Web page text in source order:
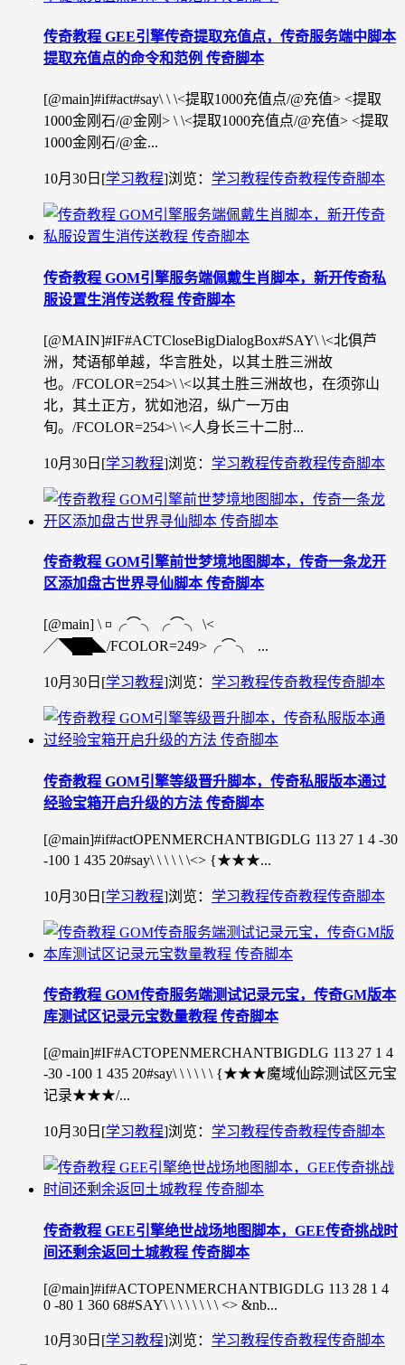
传奇教程 GEE引擎传奇提取充值点，传奇服务端中脚本
提取充值点的命令和范例 传奇脚本
[@main]#if#act#say\ \ \<提取1000充值点/@充值> <提取
1000金刚石/@金刚> \ \<提取1000充值点/@充值> <提取
1000金刚石/@金...
10月30日 [学习教程]浏览： 学习教程传奇教程传奇脚本
传奇教程 GOM引擎服务端佩戴生肖脚本，新开传奇私
服设置生消传送教程 传奇脚本
[@MAIN]#IF#ACTCloseBigDialogBox#SAY\ \<北俱芦
洲，梵语郁单越，华言胜处，以其土胜三洲故
也。/FCOLOR=254>\ \<以其土胜三洲故也，在须弥山
北，其土正方，犹如池沼，纵广一万由
旬。/FCOLOR=254>\ \<人身长三十二肘...
10月30日 [学习教程]浏览： 学习教程传奇教程传奇脚本
传奇教程 GOM引擎前世梦境地图脚本，传奇一条龙开
区添加盘古世界寻仙脚本 传奇脚本
[@main] \ ¤╭⌒╮╭⌒╮ \<
╱◥██◣/FCOLOR=249>╭⌒╮ ...
10月30日 [学习教程]浏览： 学习教程传奇教程传奇脚本
传奇教程 GOM引擎等级晋升脚本，传奇私服版本通过
经验宝箱开启升级的方法 传奇脚本
[@main]#if#actOPENMERCHANTBIGDLG 113 27 1 4 -30
-100 1 435 20#say\ \ \ \ \ \<> {★★★...
10月30日 [学习教程]浏览： 学习教程传奇教程传奇脚本
传奇教程 GOM传奇服务端测试记录元宝，传奇GM版本
库测试区记录元宝数量教程 传奇脚本
[@main]#IF#ACTOPENMERCHANTBIGDLG 113 27 1 4
-30 -100 1 435 20#say\ \ \ \ \ \ {★★★魔域仙踪测试区元宝
记录★★★/...
10月30日 [学习教程]浏览： 学习教程传奇教程传奇脚本
传奇教程 GEE引擎绝世战场地图脚本，GEE传奇挑战时
间还剩余返回土城教程 传奇脚本
[@main]#if#ACTOPENMERCHANTBIGDLG 113 28 1 4
0 -80 1 360 68#SAY\ \ \ \ \ \ \ \ <> &nb...
10月30日 [学习教程]浏览： 学习教程传奇教程传奇脚本